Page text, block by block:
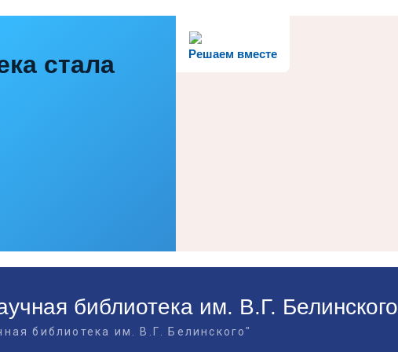
Решаем вместе
стала
библиотека им. В.Г. Белинского
библиотека им. В.Г. Белинского"